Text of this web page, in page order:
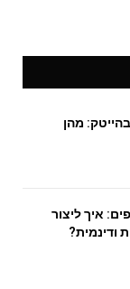
מהן
איך ליצור
ודינמית?